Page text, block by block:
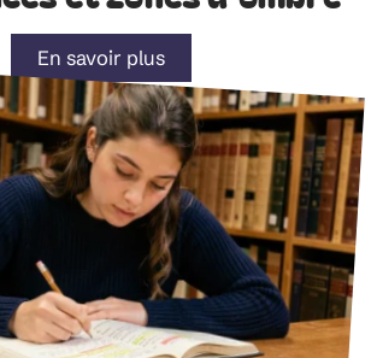
En savoir plus